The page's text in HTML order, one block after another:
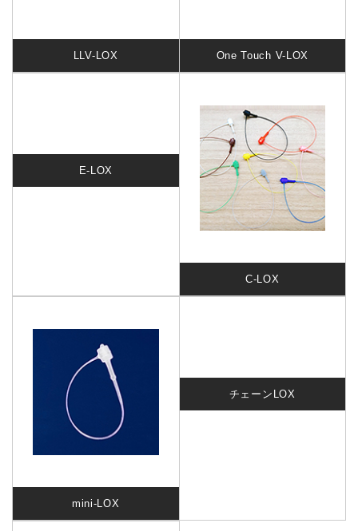
LLV-LOX One Touch V-LOX
E-LOX
C-LOX
mini-LOX
チェーンLOX